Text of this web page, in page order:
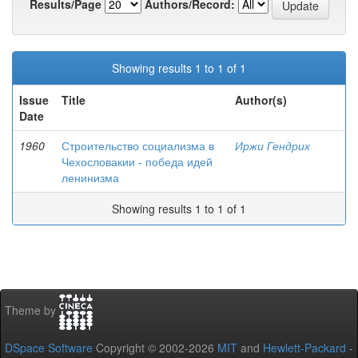
Results/Page
Authors/Record:
Showing results 1 to 1 of 1
Issue
Date
Title Author(s)
1960
Строительство социализма в
Чехословакии - победа идей
ленинизма
Иржи Гендрих
Showing results 1 to 1 of 1
Theme by
DSpace Software Copyright © 2002-2026 MIT and Hewlett-Packard -